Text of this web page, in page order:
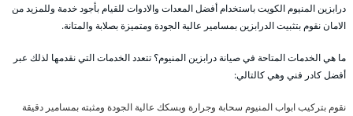
درابزين المنيوم الكويت باستخدام أفضل المعدات والادوات للقيام بأجود خدمة وللمزيد من
الامان نقوم بتثبيت الدرابزين بمسامير عالية الجودة ومتميزة بصلابة والمتانة.
ما هي الخدمات المتاحة في صيانة درابزين المنيوم؟ تتعدد الخدمات التي نقدمها لذلك عبر
أفضل كادر فني وهي كالتالي:
نقوم بتركيب ابواب المنيوم سحابة وجرارة وبسكك عالية الجودة ومثبته بمسامير دقيقة